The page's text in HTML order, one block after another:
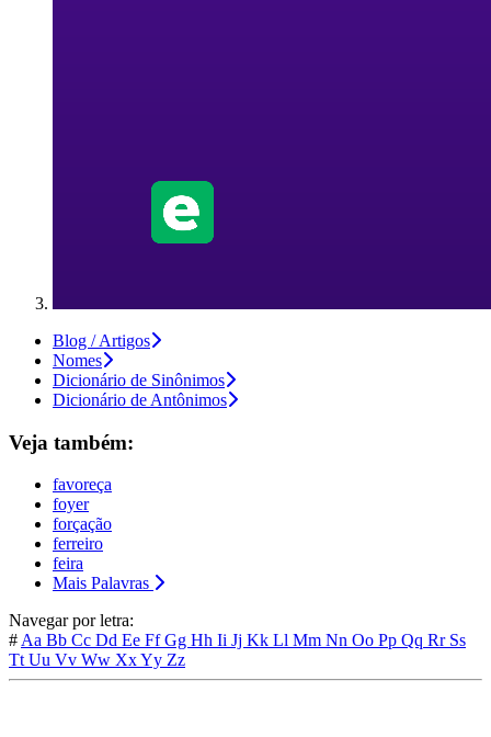
Blog / Artigos
Nomes
Dicionário de Sinônimos
Dicionário de Antônimos
Veja também:
favoreça
foyer
forçação
ferreiro
feira
Mais Palavras
Navegar por letra:
#Aa Bb Cc Dd Ee FfGg Hh Ii Jj Kk Ll Mm Nn Oo Pp Qq Rr Ss
TtUu Vv Ww XxYy Zz